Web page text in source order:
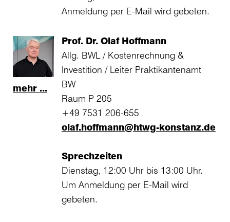
Anmeldung per E-Mail wird gebeten.
mehr ...
Prof. Dr. Olaf Hoffmann
Allg. BWL / Kostenrechnung &
Investition / Leiter Praktikantenamt
BW
Raum P 205
+49 7531 206-655
olaf.hoffmann@htwg-konstanz.de
Sprechzeiten
Dienstag, 12:00 Uhr bis 13:00 Uhr.
Um Anmeldung per E-Mail wird
gebeten.